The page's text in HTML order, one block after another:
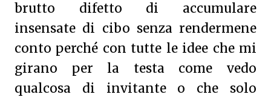
brutto difetto di accumulare
insensate di cibo senza rendermene
conto perché con tutte le idee che mi
girano per la testa come vedo
qualcosa di invitante o che solo